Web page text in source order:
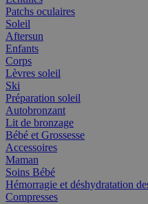
Patchs oculaires
Soleil
Aftersun
Enfants
Corps
Lèvres soleil
Ski
Préparation soleil
Autobronzant
Lit de bronzage
Bébé et Grossesse
Accessoires
Maman
Soins Bébé
Hémorragie et déshydratation
Compresses